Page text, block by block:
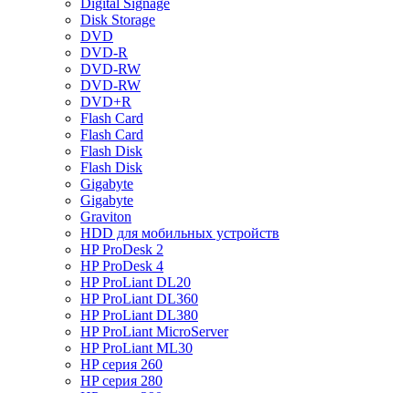
Disk Storage
DVD
DVD-R
DVD-RW
DVD-RW
DVD+R
Flash Card
Flash Card
Flash Disk
Flash Disk
Gigabyte
Gigabyte
Graviton
HDD для мобильных устройств
HP ProDesk 2
HP ProDesk 4
HP ProLiant DL20
HP ProLiant DL360
HP ProLiant DL380
HP ProLiant MicroServer
HP ProLiant ML30
HP серия 260
HP серия 280